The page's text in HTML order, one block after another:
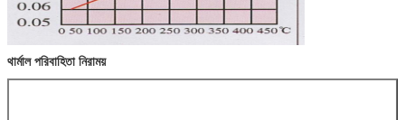
থার্মাল পরিবাহিতা নিরাময়